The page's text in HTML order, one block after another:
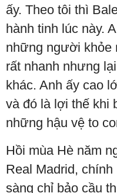
ấy. Theo tôi thì
hành tinh lúc này.
những người khỏe
rất nhanh nhưng
khác. Anh ấy cao
và đó là lợi thế khi
những hậu vệ to
Hồi mùa Hè năm
Real Madrid,
sàng chỉ bảo cầu